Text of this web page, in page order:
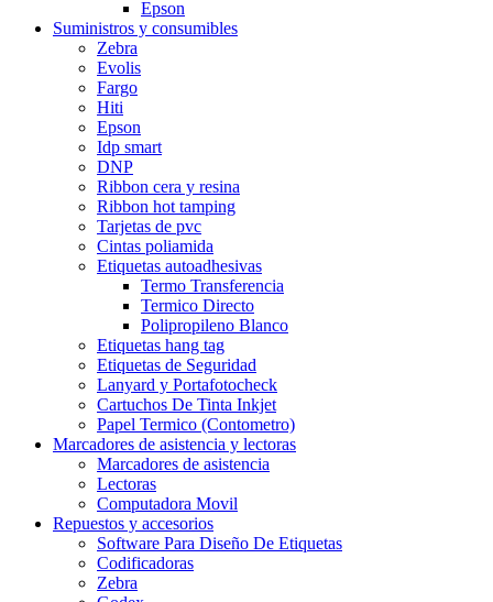
Epson
Suministros y consumibles
Zebra
Evolis
Fargo
Hiti
Epson
Idp smart
DNP
Ribbon cera y resina
Ribbon hot tamping
Tarjetas de pvc
Cintas poliamida
Etiquetas autoadhesivas
Termo Transferencia
Termico Directo
Polipropileno Blanco
Etiquetas hang tag
Etiquetas de Seguridad
Lanyard y Portafotocheck
Cartuchos De Tinta Inkjet
Papel Termico (Contometro)
Marcadores de asistencia y lectoras
Marcadores de asistencia
Lectoras
Computadora Movil
Repuestos y accesorios
Software Para Diseño De Etiquetas
Codificadoras
Zebra